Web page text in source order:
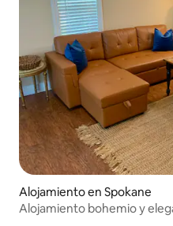
Alojamiento en Spokane
Alojamiento bohemio y